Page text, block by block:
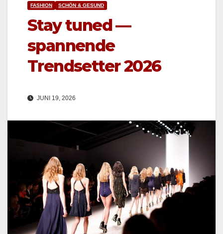
FASHION SCHÖN & GESUND
Stay tuned —
spannende
Trendsetter 2026
JUNI 19, 2026